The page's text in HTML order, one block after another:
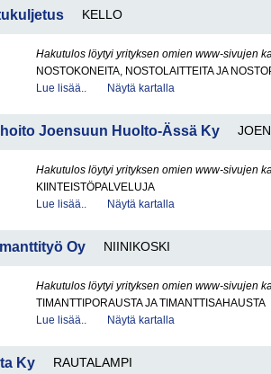
KELLO
Hakutulos löytyi yrityksen omien www-sivujen
NOSTOKONEITA, NOSTOLAITTEITA JA
Lue lisää..
Näytä kartalla
Joensuun Huolto-Ässä Ky
Hakutulos löytyi yrityksen omien www-sivujen
KIINTEISTÖPALVELUJA
Lue lisää..
Näytä kartalla
Oy NIINIKOSKI
Hakutulos löytyi yrityksen omien www-sivujen
TIMANTTIPORAUSTA JA TIMANTTISAHAUSTA
Lue lisää..
Näytä kartalla
Ky RAUTALAMPI